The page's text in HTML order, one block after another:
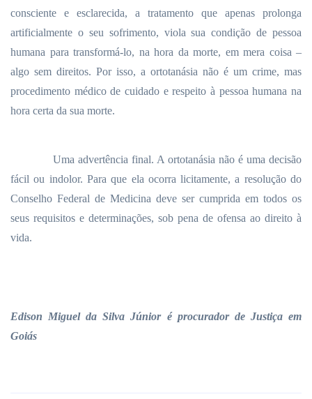
consciente e esclarecida, a tratamento que apenas prolonga
artificialmente o seu sofrimento, viola sua condição de pessoa
humana para transformá-lo, na hora da morte, em mera coisa –
algo sem direitos. Por isso, a ortotanásia não é um crime, mas
procedimento médico de cuidado e respeito à pessoa humana na
hora certa da sua morte.
Uma advertência final. A ortotanásia não é uma decisão
fácil ou indolor. Para que ela ocorra licitamente, a resolução do
Conselho Federal de Medicina deve ser cumprida em todos os
seus requisitos e determinações, sob pena de ofensa ao direito à
vida.
Edison Miguel da Silva Júnior é procurador de Justiça em
Goiás